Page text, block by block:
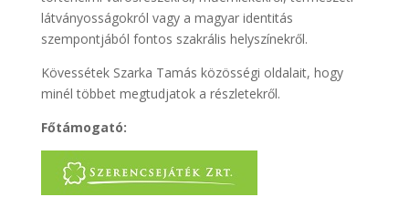
látványosságokról vagy a magyar identitás
szempontjából fontos szakrális helyszínekről.
Kövessétek Szarka Tamás közösségi oldalait, hogy
minél többet megtudjatok a részletekről.
Főtámogató: